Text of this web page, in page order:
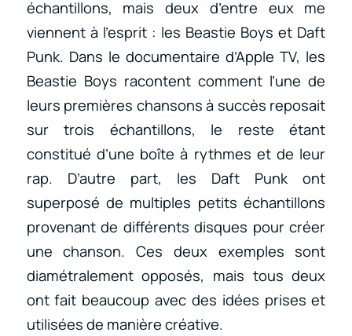
échantillons, mais deux d’entre eux me
viennent à l’esprit : les Beastie Boys et Daft
Punk. Dans le documentaire d’Apple TV, les
Beastie Boys racontent comment l’une de
leurs premières chansons à succès reposait
sur trois échantillons, le reste étant
constitué d’une boîte à rythmes et de leur
rap. D’autre part, les Daft Punk ont
superposé de multiples petits échantillons
provenant de différents disques pour créer
une chanson. Ces deux exemples sont
diamétralement opposés, mais tous deux
ont fait beaucoup avec des idées prises et
utilisées de manière créative.